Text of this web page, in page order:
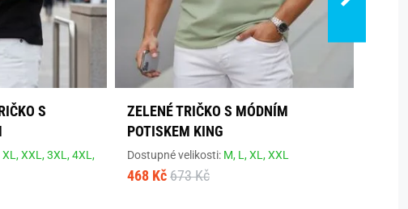
S
XL,XXL,3XL,4XL,
ZELENÉ TRIČKO S MÓDNÍM
POTISKEM KING
Dostupné velikosti: M, L,XL,XXL
468 Kč 673 Kč